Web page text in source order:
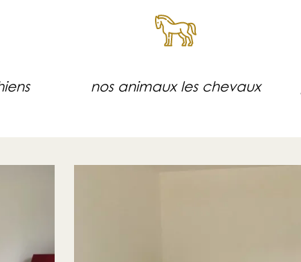
nos animaux les chevaux